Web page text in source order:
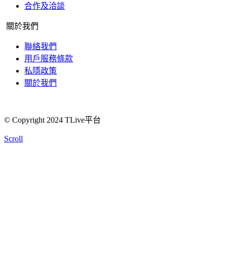
合作及洽談
關於我們
聯絡我們
用戶服務條款
私隱政策
關於我們
© Copyright 2024 TLive平台
Scroll